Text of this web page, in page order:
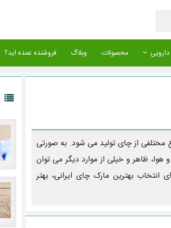
محصولات وبلاگ فروشنده عمده اید؟
مختلفی از چای تولید می شود. به صورتی
ظاهر و خیلی از موارد دیگر می توان
انتخاب بهترین مارک چای ایرانی، بهتر